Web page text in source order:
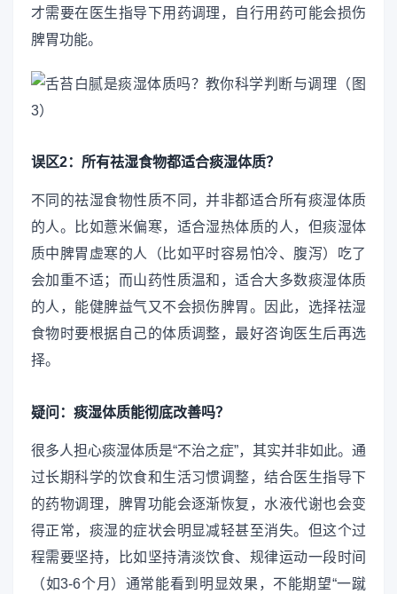
才需要在医生指导下用药调理，自行用药可能会损伤
脾胃功能。
误区2：所有祛湿食物都适合痰湿体质？
不同的祛湿食物性质不同，并非都适合所有痰湿体质
的人。比如薏米偏寒，适合湿热体质的人，但痰湿体
质中脾胃虚寒的人（比如平时容易怕冷、腹泻）吃了
会加重不适；而山药性质温和，适合大多数痰湿体质
的人，能健脾益气又不会损伤脾胃。因此，选择祛湿
食物时要根据自己的体质调整，最好咨询医生后再选
择。
疑问：痰湿体质能彻底改善吗？
很多人担心痰湿体质是“不治之症”，其实并非如此。通
过长期科学的饮食和生活习惯调整，结合医生指导下
的药物调理，脾胃功能会逐渐恢复，水液代谢也会变
得正常，痰湿的症状会明显减轻甚至消失。但这个过
程需要坚持，比如坚持清淡饮食、规律运动一段时间
（如3-6个月）通常能看到明显效果，不能期望“一蹴